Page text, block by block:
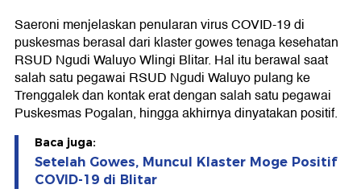
Saeroni menjelaskan penularan virus COVID-19 di
puskesmas berasal dari klaster gowes tenaga kesehatan
RSUD Ngudi Waluyo Wlingi Blitar. Hal itu berawal saat
salah satu pegawai RSUD Ngudi Waluyo pulang ke
Trenggalek dan kontak erat dengan salah satu pegawai
Puskesmas Pogalan, hingga akhirnya dinyatakan positif.
Baca juga:
Setelah Gowes, Muncul Klaster Moge Positif
COVID-19 di Blitar